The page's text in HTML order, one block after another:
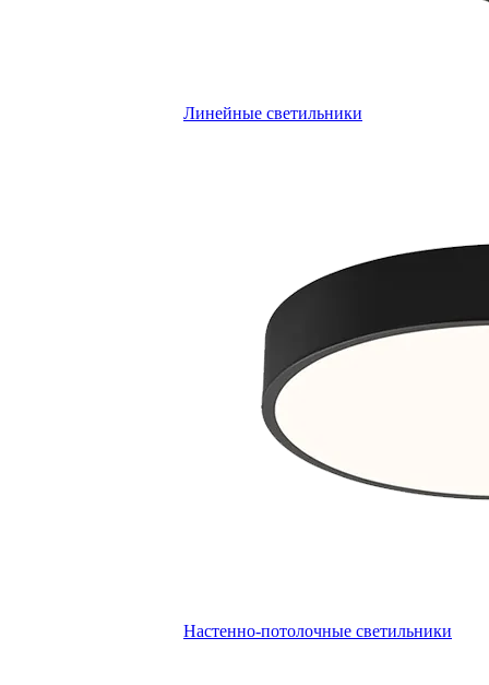
Линейные светильники
Настенно-потолочные светильники